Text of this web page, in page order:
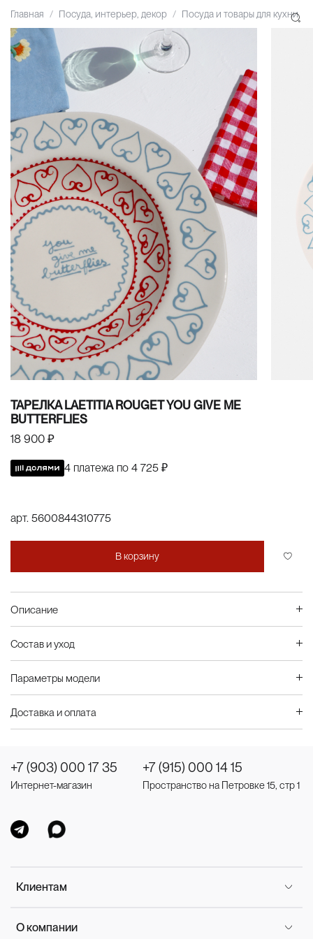
Главная Посуда, интерьер, декор Посуда и товары для кухни
ТАРЕЛКА LAETITIA ROUGET YOU GIVE ME
BUTTERFLIES
18 900 ₽
4 платежа по 4 725 ₽
арт. 5600844310775
В корзину
Описание
Состав и уход
Параметры модели
Доставка и оплата
Клиентам
О компании
+7 (903) 000 17 35
Интернет-магазин
+7 (915) 000 14 15
Пространство на Петровке 15, стр 1